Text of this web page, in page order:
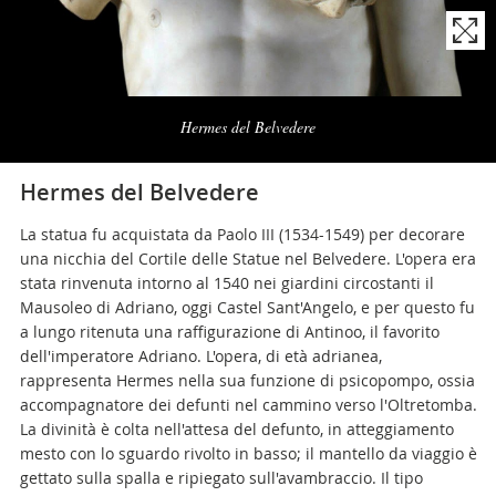
Hermes del Belvedere
Hermes del Belvedere
La statua fu acquistata da Paolo III (1534-1549) per decorare
una nicchia del Cortile delle Statue nel Belvedere. L'opera era
stata rinvenuta intorno al 1540 nei giardini circostanti il
Mausoleo di Adriano, oggi Castel Sant'Angelo, e per questo fu
a lungo ritenuta una raffigurazione di Antinoo, il favorito
dell'imperatore Adriano. L'opera, di età adrianea,
rappresenta Hermes nella sua funzione di psicopompo, ossia
accompagnatore dei defunti nel cammino verso l'Oltretomba.
La divinità è colta nell'attesa del defunto, in atteggiamento
mesto con lo sguardo rivolto in basso; il mantello da viaggio è
gettato sulla spalla e ripiegato sull'avambraccio. Il tipo